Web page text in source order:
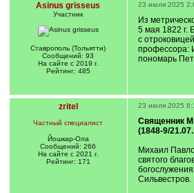
Asinus grisseus
Участник
Ставрополь (Тольятти)
Сообщений: 93
На сайте с 2019 г.
Рейтинг: 485
23 июля 2025
Из
5 мая 1822 г.
с
профессора:
пономарь
zritel
Частный специалист
Йошкар-Ола
Сообщений: 266
На сайте с 2021 г.
Рейтинг: 171
23 июля 2025
Священник
(1848-9/
Михаил
святого
Сильвестров.